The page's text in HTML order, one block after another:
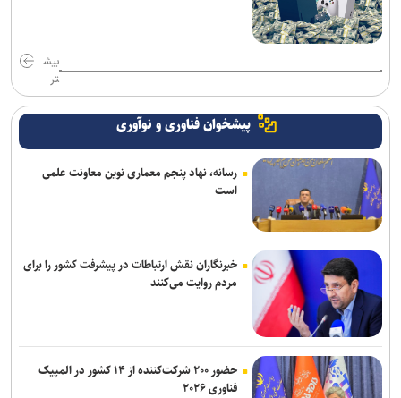
بیش
تر
پیشخوان فناوری و نوآوری
رسانه، نهاد پنجم معماری نوین معاونت علمی
است
خبرنگاران نقش ارتباطات در پیشرفت کشور را برای
مردم روایت می‌کنند
حضور ۲۰۰ شرکت‌کننده از ۱۴ کشور در المپیک
فناوری ۲۰۲۶